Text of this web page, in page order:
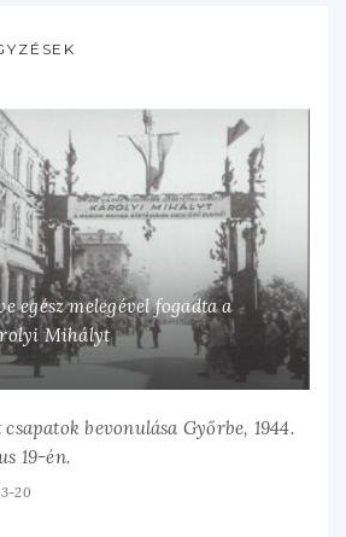
egész melegével fogadta a
Mihályt
csapatok bevonulása Győrbe, 1944.
19-én.
20